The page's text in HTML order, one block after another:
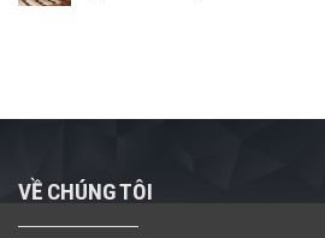
VỀ CHÚNG TÔI